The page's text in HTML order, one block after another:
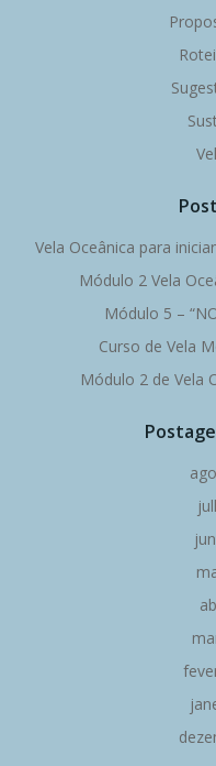
Vela Oceânica para
Módulo 2 Vela
Módulo 5 –
Curso de Vela
Módulo 2 de Vela